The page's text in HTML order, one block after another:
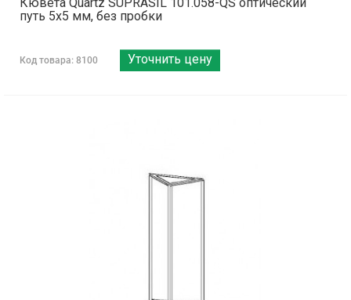
путь 5х5 мм, без пробки
Код товара: 8100 Уточнить цену